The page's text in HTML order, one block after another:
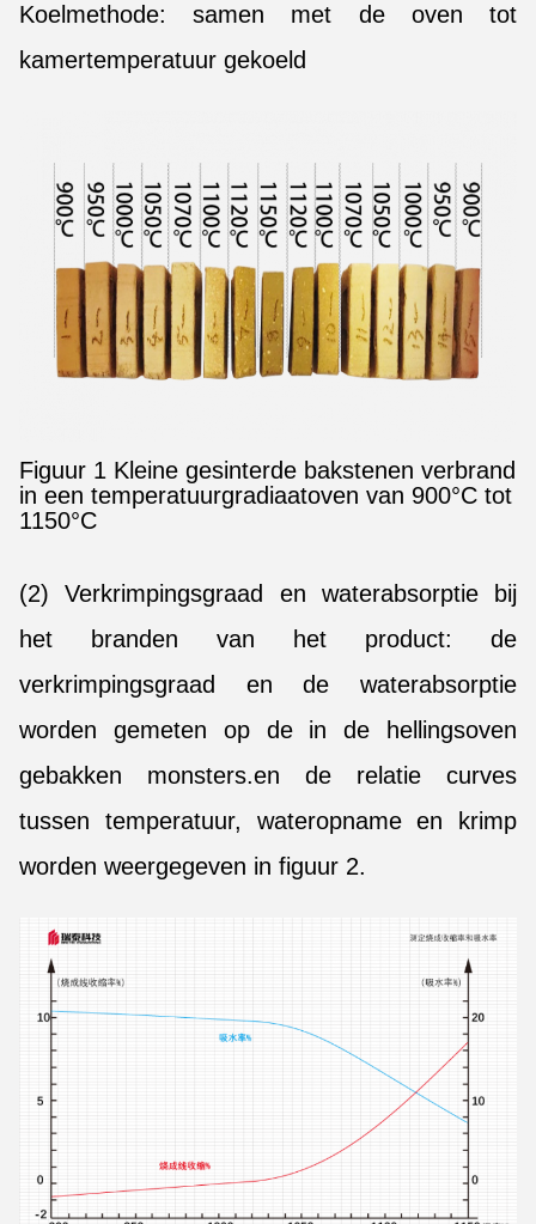
Koelmethode: samen met de oven tot
kamertemperatuur gekoeld
Figuur 1 Kleine gesinterde bakstenen verbrand
in een temperatuurgradiaatoven van 900°C tot
1150°C
(2) Verkrimpingsgraad en waterabsorptie bij
het branden van het product: de
verkrimpingsgraad en de waterabsorptie
worden gemeten op de in de hellingsoven
gebakken monsters.en de relatie curves
tussen temperatuur, wateropname en krimp
worden weergegeven in figuur 2.